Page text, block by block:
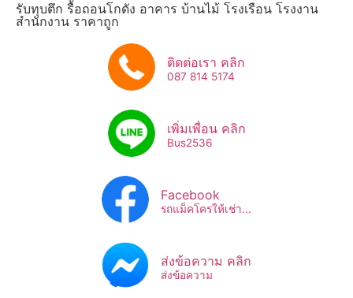
รับทุบตึก รื้อถอนโกดัง อาคาร บ้านไม้ โรงเรือน โรงงาน
สำนักงาน ราคาถูก
ติดต่อเรา คลิก
087 814 5174
เพิ่มเพื่อน คลิก
Bus2536​
Facebook
รถแม็คโครให้เช่า...
ส่งข้อความ คลิก
ส่งข้อความ